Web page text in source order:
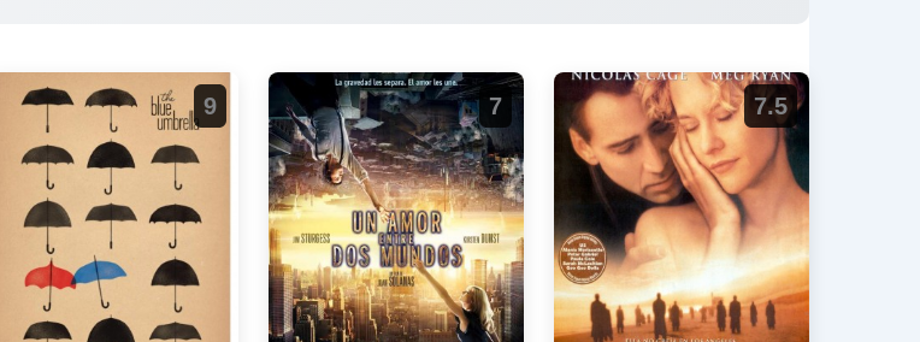
9 7 7.5